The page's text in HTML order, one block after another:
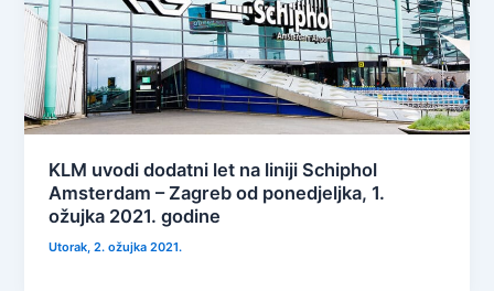
KLM uvodi dodatni let na liniji Schiphol
Amsterdam – Zagreb od ponedjeljka, 1.
ožujka 2021. godine
Utorak, 2. ožujka 2021.